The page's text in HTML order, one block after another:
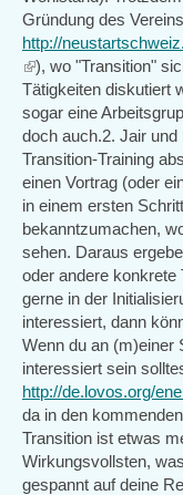
Gründung des
http://
(link
is
external)
), wo "Transition"
Tätigkeiten diskutiert
sogar eine
doch auch.2. Jair
Transition-Training
einen Vortrag (oder
in einem ersten
bekanntzumachen,
sehen. Daraus
oder andere konkrete
gerne in der
interessiert, dann
Wenn du an (m)einer
interessiert sein
http://de.lovos.org/
da in den
Transition ist etwas
Wirkungsvollsten,
gespannt auf deine